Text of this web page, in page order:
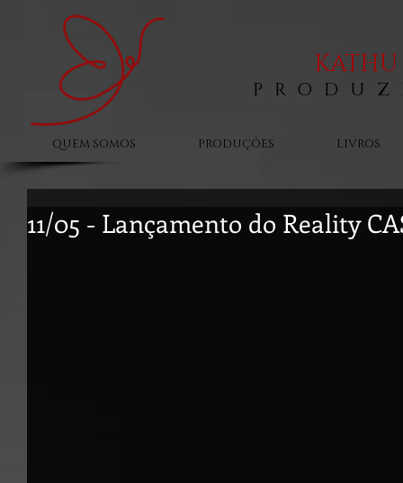
KATHU
QUEM SOMOS PRODUÇÕES LIVROS
11/05 - Lançamento do Reality